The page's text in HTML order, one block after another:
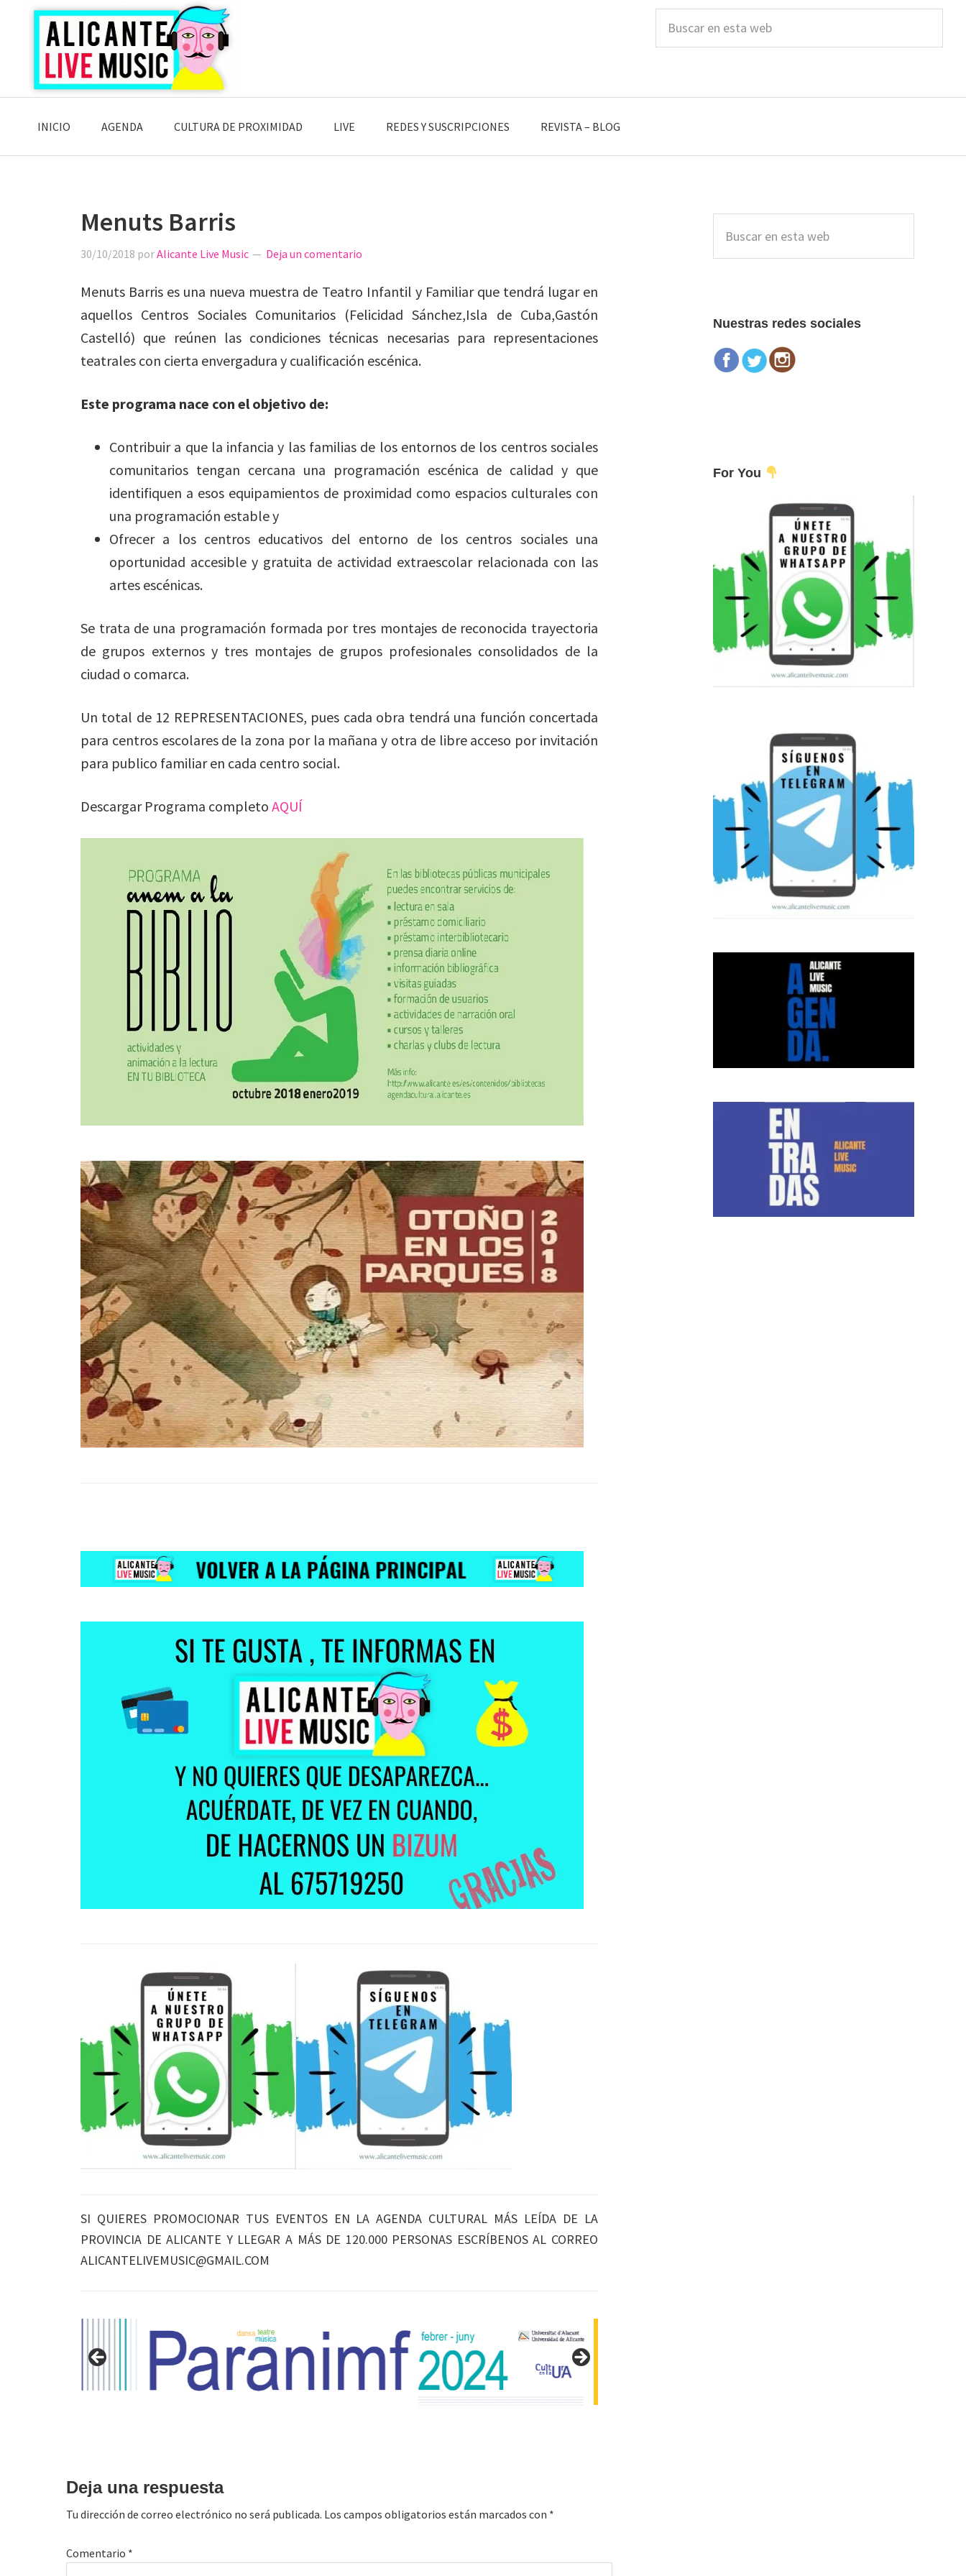
Saltar
navegación
principal
Saltar
contenido
principal
Saltar
lateral
principal
esta
INICIO AGENDA CULTURA DE PROXIMIDAD LIVE REDES Y SUSCRIPCIONES REVISTA – BLOG
Menuts Barris
30/10/2018 porAlicante Live Music Deja un comentario
Menuts Barris es una nueva muestra de Teatro Infantil y Familiar que tendrá lugar en
aquellos Centros Sociales Comunitarios (Felicidad Sánchez,Isla de Cuba,Gastón
Castelló) que reúnen las condiciones técnicas necesarias para representaciones
teatrales con cierta envergadura y cualificación escénica.
Este programa nace con el objetivo de:
Contribuir a que la infancia y las familias de los entornos de los centros sociales
comunitarios tengan cercana una programación escénica de calidad y que
identifiquen a esos equipamientos de proximidad como espacios culturales con
una programación estable y
Ofrecer a los centros educativos del entorno de los centros sociales una
oportunidad accesible y gratuita de actividad extraescolar relacionada con las
artes escénicas.
Se trata de una programación formada por tres montajes de reconocida trayectoria
de grupos externos y tres montajes de grupos profesionales consolidados de la
ciudad o comarca.
Un total de 12 REPRESENTACIONES, pues cada obra tendrá una función concertada
para centros escolares de la zona por la mañana y otra de libre acceso por invitación
para publico familiar en cada centro social.
Descargar Programa completo AQUÍ
SI QUIERES PROMOCIONAR TUS EVENTOS EN LA AGENDA CULTURAL MÁS LEÍDA DE LA
PROVINCIA DE ALICANTE Y LLEGAR A MÁS DE 120.000 PERSONAS ESCRÍBENOS AL CORREO
ALICANTELIVEMUSIC@GMAIL.COM
lectores
Deja una respuesta
Tu dirección de correo electrónico no será publicada. Los campos obligatorios están marcados con *
Comentario *
lateral
principal
esta
Nuestras redes sociales
For You